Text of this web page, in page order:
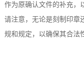
作为原确认文件的补充，
请注意，无论是刻制印章
规和规定，以确保其合法